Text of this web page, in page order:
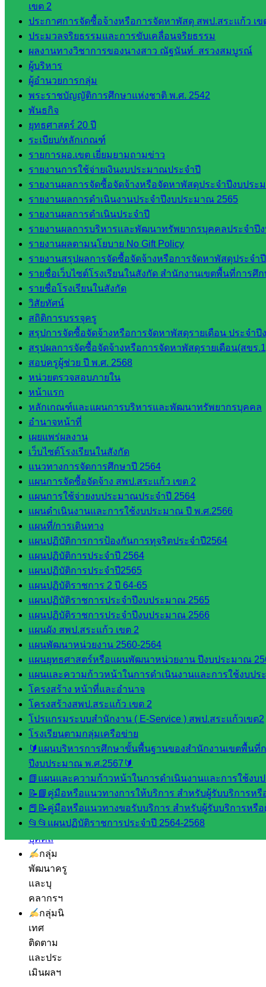
เขต 2
ประกาศการจัดซื้อจ้างหรือการจัดหาพัสดุ สพป.สระแก้ว เข
ประมวลจริยธรรมและการขับเคลื่อนจริยธรรม
ผลงานทางวิชาการของนางสาว ณัฐนันท์ สรวงสมบูรณ์
ผู้บริหาร
ผู้อำนวยการกลุ่ม
พระราชบัญญัติการศึกษาแห่งชาติ พ.ศ. 2542
พันธกิจ
ยุทธศาสตร์ 20 ปี
ระเบียบ/หลักเกณฑ์
รายการผอ.เขต เยี่ยมยามถามข่าว
รายงานการใช้จ่ายเงินงบประมาณประจำปี
รายงานผลการจัดซื้อจัดจ้างหรือจัดหาพัสดุประจำปีงบปร
รายงานผลการดำเนินงานประจำปีงบประมาณ 2565
รายงานผลการดำเนินประจำปี
รายงานผลการบริหารและพัฒนาทรัพยากรบุคคลประจำปี
รายงานผลตามนโยบาย No Gift Policy
รายงานสรุปผลการจัดซื้อจัดจ้างหรือการจัดหาพัสดุประจำ
รายชื่อเว็บไซต์โรงเรียนในสังกัด สำนักงานเขตพื้นที่การศึ
รายชื่อโรงเรียนในสังกัด
วิสัยทัศน์
สถิติการบรรจุครู
สรุปการจัดซื้อจัดจ้างหรือการจัดหาพัสดุรายเดือน ประจำ
สรุปผลการจัดซื้อจัดจ้างหรือการจัดหาพัสดุรายเดือน(สขร
สอบครูผู้ช่วย ปี พ.ศ. 2568
หน่วยตรวจสอบภายใน
หน้าแรก
หลักเกณฑ์และแผนการบริหารและพัฒนาทรัพยากรบุคคล
อำนาจหน้าที่
เผยแพร่ผลงาน
เว็บไซต์โรงเรียนในสังกัด
แนวทางการจัดการศึกษาปี 2564
แผนการจัดซื้อจัดจ้าง สพป.สระแก้ว เขต 2
แผนการใช้จ่ายงบประมาณประจำปี 2564
แผนดำเนินงานและการใช้งบประมาณ ปี พ.ศ.2566
แผนที่/การเดินทาง
แผนปฏิบัติการการป้องกันการทุจริตประจำปี2564
แผนปฏิบัติการประจำปี 2564
แผนปฏิบัติการประจำปี2565
แผนปฏิบัติราชการ 2 ปี 64-65
แผนปฏิบัติราชการประจำปีงบประมาณ 2565
แผนปฏิบัติราชการประจำปีงบประมาณ 2566
แผนผัง สพป.สระแก้ว เขต 2
แผนพัฒนาหน่วยงาน 2560-2564
แผนยุทธศาสตร์หรือแผนพัฒนาหน่วยงาน ปีงบประมาณ
แผนและความก้าวหน้าในการดำเนินงานและการใช้งบป
โครงสร้าง หน้าที่และอำนาจ
โครงสร้างสพป.สระแก้ว เขต 2
โปรแกรมระบบสำนักงาน ( E-Service ) สพป.สระแก้วเขต2
โรงเรียนตามกลุ่มเครือข่าย
🔰แผนบริหารการศึกษาขั้นพื้นฐานของสำนักงานเขตพื้นที่
ปีงบประมาณ พ.ศ.2567🔰
📗แผนและความก้าวหน้าในการดำเนินงานและการใช้งบ
📝📘คู่มือหรือแนวทางการให้บริการ สำหรับผู้รับบริการห
📕📝คู่มือหรือแนวทางขอรับบริการ สำหรับผู้รับบริการหรื
📂📂แผนปฏิบัติราชการประจำปี 2564-2568
กลุ่มนิ
เทศ
ติดตาม
และประ
เมินผลฯ
เว็บไซต์
หลักสูตร
ต้าน
ทุจริต
ห้อง
นิเทศ
ศน.นิพนธ์
พรมพิไล
ห้อง
นิเทศ
ศน.ชยา
ธิศ/
ศน.อัญชลี
ห้อง
นิเทศ
ดร.สราว
ดี เพ็งศรี
โคตร
เว็บไซต์
คณะ
กรรมการ
ก.ต.ป.น.
เว็บไซต์
อ.ค.ก.ศ.เขต
พื้นที่การ
ศึกษา
ดาวน์โหลด
เอกสาร
กลุ่
มอำนวย
การ
กลุ่ม
บริหาร
งานงาน
เงินและ
สินทรัพย์
กลุ่มน
โยบาย
และแผน
กลุ่มส่ง
เสริมการ
จัดการ
ศึกษา
กลุ่ม
บริหาร
งาน
บุคคล
กลุ่ม
พัฒนาครู
และบุ
คลากรฯ
กลุ่มนิ
เทศ
ติดตาม
และประ
เมินผลฯ